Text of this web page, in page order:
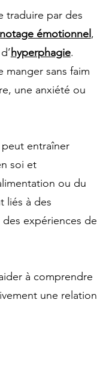
traduire par des
émotionnel ,
hyperphagie.
sans faim
une anxiété ou
entraîner
soi et
ou du
liés à des
expériences de
à comprendre
une relation